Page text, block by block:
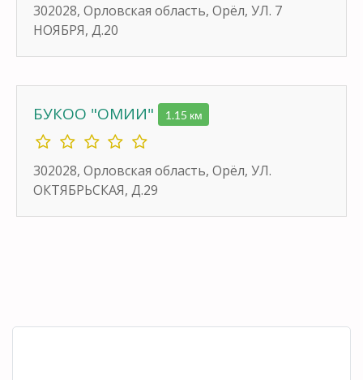
302028, Орловская область, Орёл, УЛ. 7
НОЯБРЯ, Д.20
БУКОО "ОМИИ" 1.15 км
302028, Орловская область, Орёл, УЛ.
ОКТЯБРЬСКАЯ, Д.29